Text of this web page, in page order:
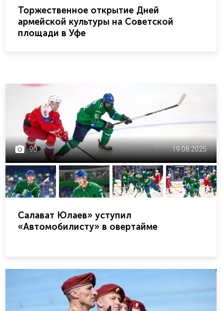
Торжественное открытие Дней
армейской культуры на Советской
площади в Уфе
90 19.08.2025
Салават Юлаев» уступил
«Автомобилисту» в овертайме